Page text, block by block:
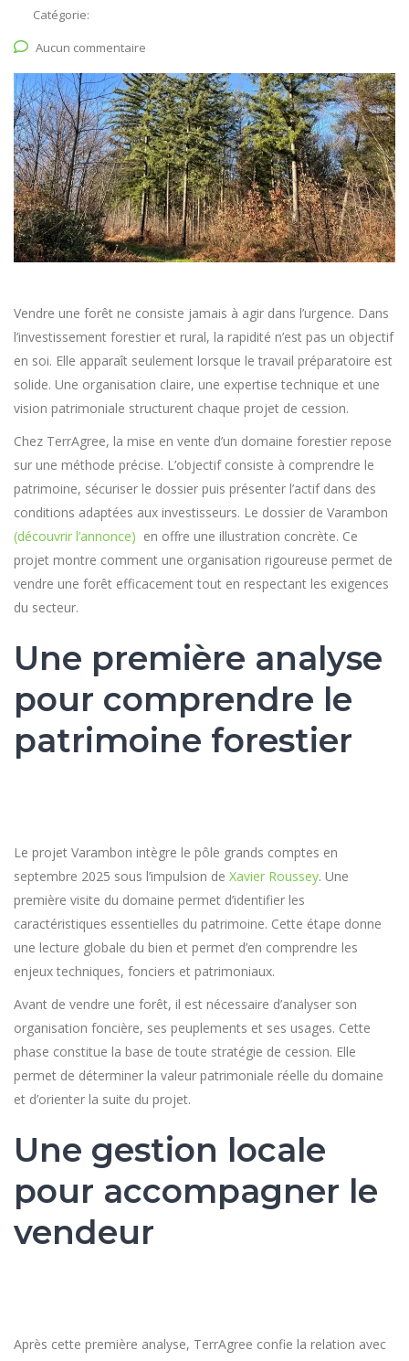
Catégorie:
Aucun commentaire
Vendre une forêt ne consiste jamais à agir dans l’urgence. Dans
l’investissement forestier et rural, la rapidité n’est pas un objectif
en soi. Elle apparaît seulement lorsque le travail préparatoire est
solide. Une organisation claire, une expertise technique et une
vision patrimoniale structurent chaque projet de cession.
Chez TerrAgree, la mise en vente d’un domaine forestier repose
sur une méthode précise. L’objectif consiste à comprendre le
patrimoine, sécuriser le dossier puis présenter l’actif dans des
conditions adaptées aux investisseurs. Le dossier de Varambon
(découvrir l’annonce) en offre une illustration concrète. Ce
projet montre comment une organisation rigoureuse permet de
vendre une forêt efficacement tout en respectant les exigences
du secteur.
Une première analyse
pour comprendre le
patrimoine forestier
Le projet Varambon intègre le pôle grands comptes en
septembre 2025 sous l’impulsion de Xavier Roussey. Une
première visite du domaine permet d’identifier les
caractéristiques essentielles du patrimoine. Cette étape donne
une lecture globale du bien et permet d’en comprendre les
enjeux techniques, fonciers et patrimoniaux.
Avant de vendre une forêt, il est nécessaire d’analyser son
organisation foncière, ses peuplements et ses usages. Cette
phase constitue la base de toute stratégie de cession. Elle
permet de déterminer la valeur patrimoniale réelle du domaine
et d’orienter la suite du projet.
Une gestion locale
pour accompagner le
vendeur
Après cette première analyse, TerrAgree confie la relation avec